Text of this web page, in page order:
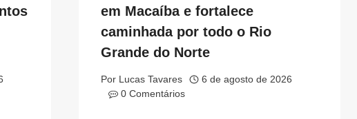
em Macaíba e fortalece
caminhada por todo o Rio
Grande do Norte
Por Lucas Tavares
6 de agosto de 2026
0 Comentários